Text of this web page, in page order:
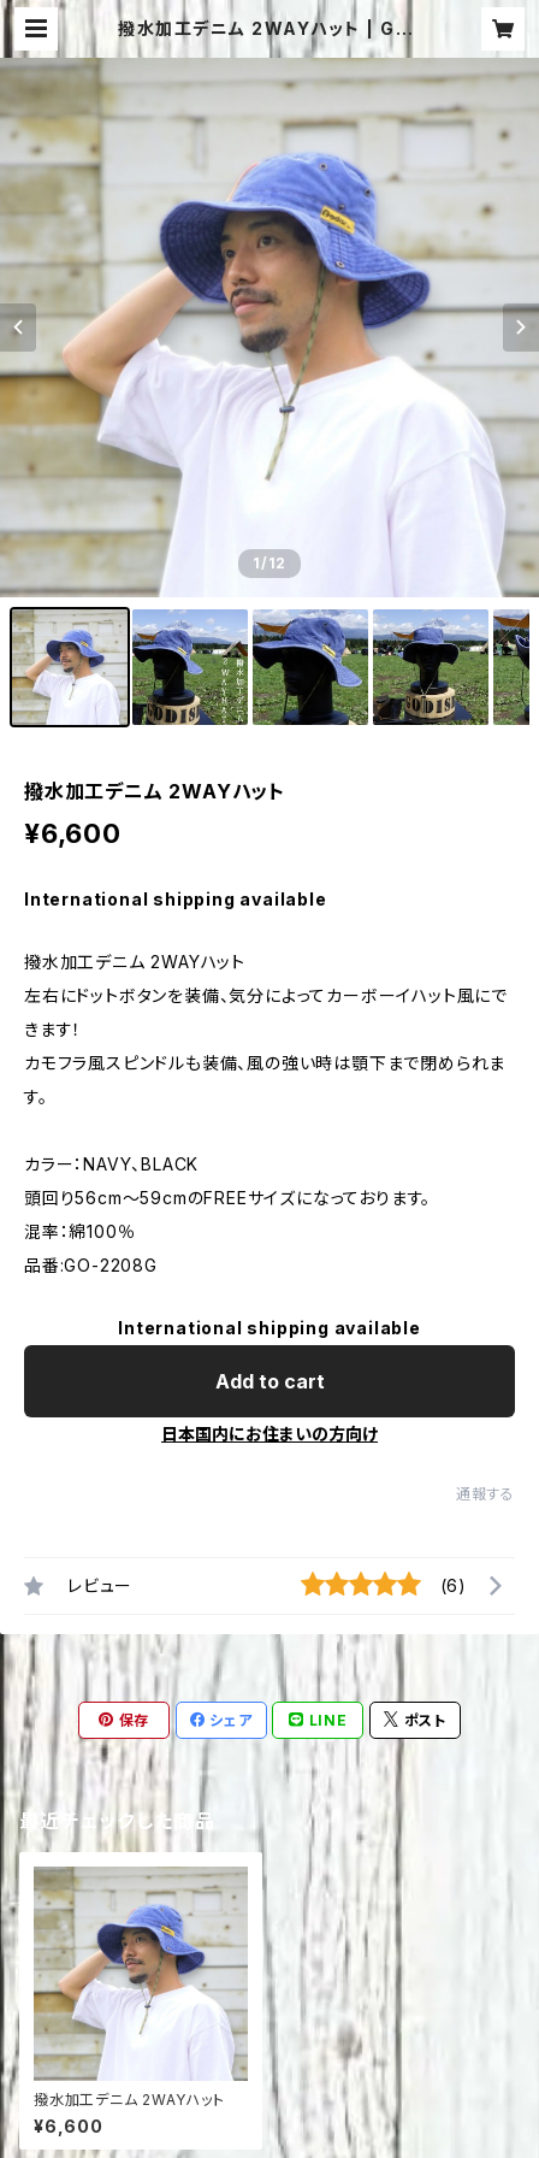
撥水加工デニム 2WAYハット | God
isru
1/12
撥水加工デニム 2WAYハット
¥6,600
International shipping available
撥水加工デニム 2WAYハット
左右にドットボタンを装備、気分によってカーボーイハット風にで
きます！
カモフラ風スピンドルも装備、風の強い時は顎下まで閉められま
す。
カラー：NAVY、BLACK
頭回り56cm～59cmのFREEサイズになっております。
混率：綿100％
品番:GO-2208G
International shipping available
Add to cart
日本国内にお住まいの方向け
通報する
レビュー (6)
保存 シェア LINE ポスト
最近チェックした商品
撥水加工デニム 2WAYハット
¥6,600